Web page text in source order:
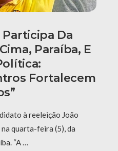
Da
Paraíba, E
Fortalecem
à reeleição João
quarta-feira (5), da
“A …